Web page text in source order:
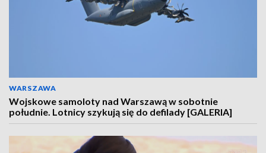
WARSZAWA
Wojskowe samoloty nad Warszawą w sobotnie
południe. Lotnicy szykują się do defilady [GALERIA]